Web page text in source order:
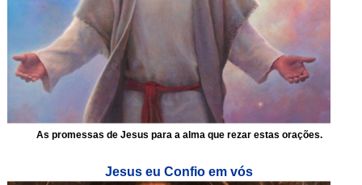
As promessas de Jesus para a alma que rezar estas orações.
Jesus eu Confio em vós